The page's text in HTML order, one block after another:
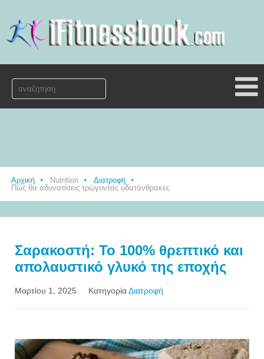
Αρχική Nutrition
Διατροφή
Πώς θα αδυνατίσεις τρώγοντας υδατάνθρακες
Σαρακοστή: Το 100% θρεπτικό και
απολαυστικό γλυκό της εποχής
Μαρτίου 1, 2025 ΚατηγορίαΔιατροφή